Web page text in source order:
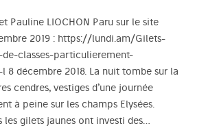
Pauline LIOCHON Paru sur le site
2019 : https://lundi.am/Gilets-
classes-particulierement-
8 décembre 2018. La nuit tombe sur la
cendres, vestiges d’une journée
à peine sur les champs Elysées.
les gilets jaunes ont investi des…